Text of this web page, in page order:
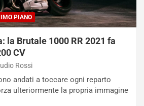
PIANO
la Brutale 1000 RR 2021 fa
CV
Rossi
andati a toccare ogni reparto
ulteriormente la propria immagine